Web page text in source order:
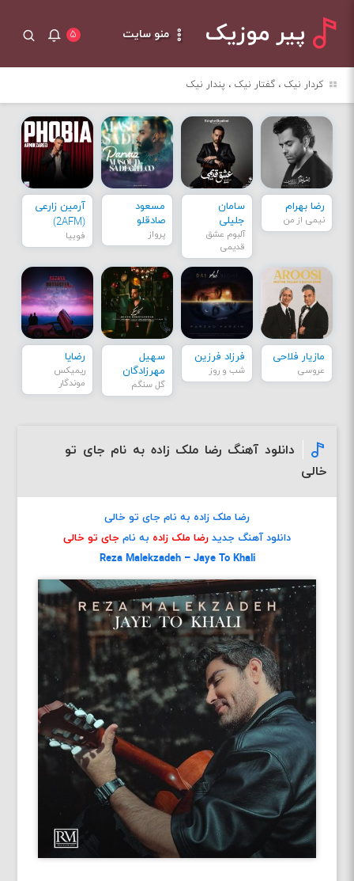
پیر موزیک منو سایت ۵
کردار نیک ، گفتار نیک ، پندار نیک
رضا بهرام
نیمی از من
سامان
جلیلی
آلبوم عشق
قدیمی
مسعود
صادقلو
پرواز
آرمین زارعی
(2AFM)
فوبیا
مازیار فلاحی
عروسی
فرزاد فرزین
شب و روز
سهیل
مهرزادگان
گل سنگم
رضایا
ریمیکس
موندگار
دانلود آهنگ رضا ملک زاده به نام جای تو
خالی
رضا ملک زاده به نام جای تو خالی
دانلود آهنگ جدید رضا ملک زاده به نام جای تو خالی
Reza Malekzadeh – Jaye To Khali